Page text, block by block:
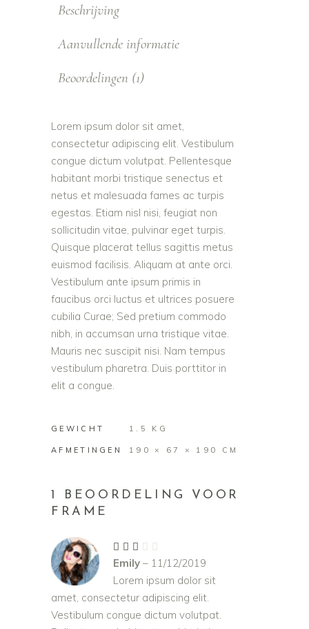
Beschrijving
Aanvullende informatie
Beoordelingen (1)
Lorem ipsum dolor sit amet,
consectetur adipiscing elit. Vestibulum
congue dictum volutpat. Pellentesque
habitant morbi tristique senectus et
netus et malesuada fames ac turpis
egestas. Etiam nisl nisi, feugiat non
sollicitudin vitae, pulvinar eget turpis.
Quisque placerat tellus sagittis metus
euismod facilisis. Aliquam at ante orci.
Vestibulum ante ipsum primis in
faucibus orci luctus et ultrices posuere
cubilia Curae; Sed pretium commodo
nibh, in accumsan urna tristique vitae.
Mauris nec suscipit nisi. Nam tempus
vestibulum pharetra. Duis porttitor in
elit a congue.
GEWICHT 1.5 KG
AFMETINGEN 190 × 67 × 190 CM
1 BEOORDELING VOOR
FRAME
3
uit
5
Emily – 11/12/2019
Lorem ipsum dolor sit
amet, consectetur adipiscing elit.
Vestibulum congue dictum volutpat.